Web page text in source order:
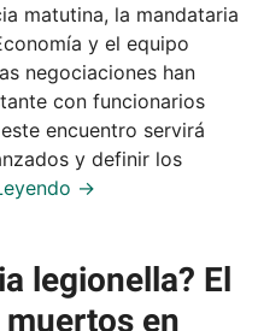
matutina, la mandataria
y el equipo
negociaciones han
con funcionarios
encuentro servirá
y definir los
legionella? El
en